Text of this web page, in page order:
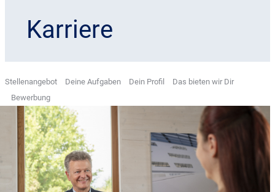
Karriere
Stellenangebot Deine Aufgaben Dein Profil
Das bieten wir Dir
Bewerbung